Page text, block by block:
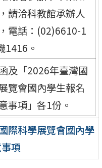
請洽科教館承辦人
電話：(02)6610-1
1416。
及「2026年臺灣國
覽會國內學生報名
事項」各1份。
際科學展覽會國內學
項